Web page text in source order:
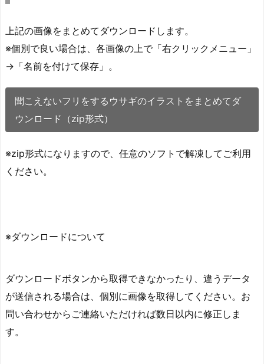
上記の画像をまとめてダウンロードします。
※個別で良い場合は、各画像の上で「右クリックメニュー」
→「名前を付けて保存」。
聞こえないフリをするウサギのイラストをまとめてダ
ウンロード（zip形式）
※zip形式になりますので、任意のソフトで解凍してご利用
ください。
※ダウンロードについて
ダウンロードボタンから取得できなかったり、違うデータ
が送信される場合は、個別に画像を取得してください。お
問い合わせからご連絡いただければ数日以内に修正しま
す。